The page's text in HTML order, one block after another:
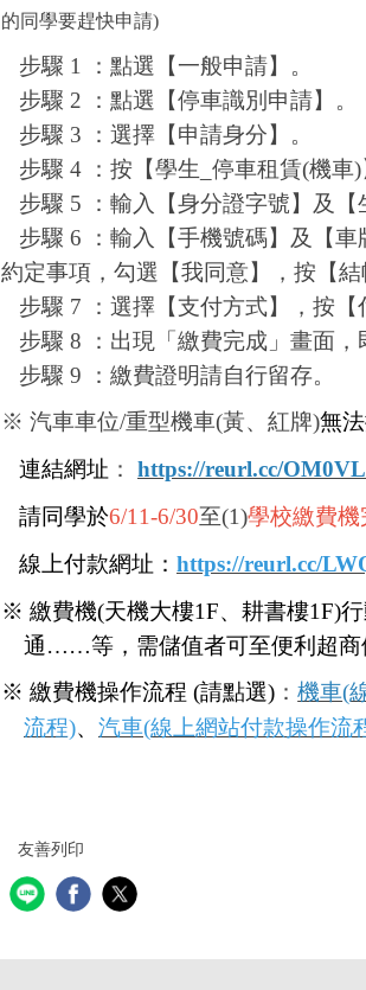
的同學要趕快申請)
步驟 1 ：點選【一般申請】。
步驟 2 ：點選【停車識別申請】。
步驟 3 ：選擇【申請身分】。
步驟 4 ：按【學生_停車租賃(機車)
步驟 5 ：輸入【身分證字號】及【
步驟 6 ：輸入【手機號碼】及【
約定事項， 勾選【我同意】，按【結
步驟 7 ：選擇【支付方式】，按【
步驟 8 ：出現「繳費完成」畫面，
步驟 9 ：繳費證明請自行留存。
※ 汽車車位/重型機車(黃、紅牌)無
連結網址 ： https://reurl.cc/
請同學於6/11-6/30至(1)學校繳費
線上付款網址： https://reurl.cc/
※繳費機(天機大樓1F、耕書樓1F)
通……等 ，需儲值者可至便利超商
※繳費機操作流程(請點選) ：機車(
流程)、 汽車(線上網站付款操作流
友善列印